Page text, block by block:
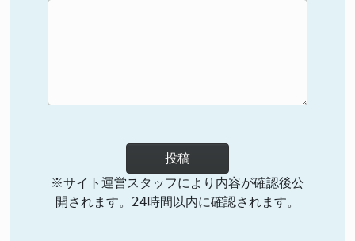
投稿
※サイト運営スタッフにより内容が確認後公
開されます。24時間以内に確認されます。